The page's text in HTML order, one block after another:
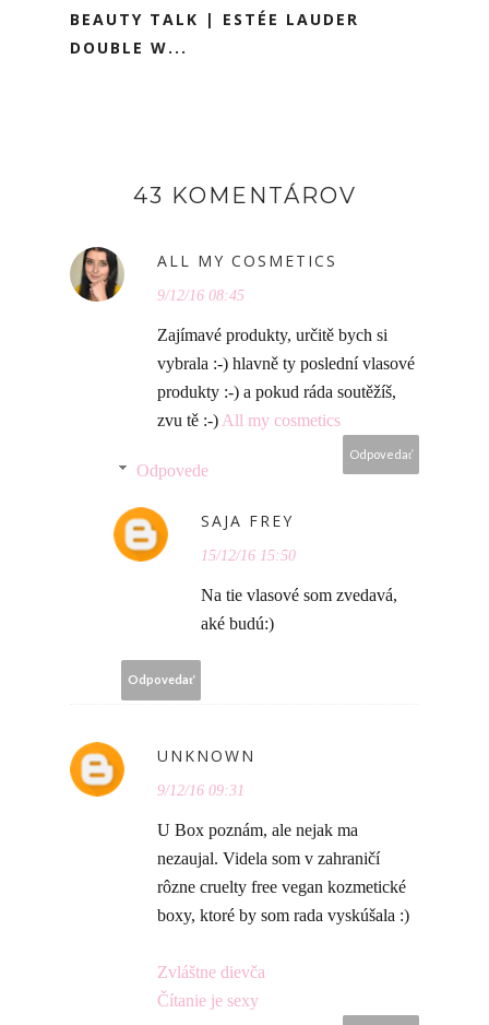
BEAUTY TALK | ESTÉE LAUDER
DOUBLE W...
43 KOMENTÁROV
ALL MY COSMETICS
9/12/16 08:45
Zajímavé produkty, určitě bych si
vybrala :-) hlavně ty poslední vlasové
produkty :-) a pokud ráda soutěžíš,
zvu tě :-) All my cosmetics
Odpovedať
Odpovede
SAJA FREY
15/12/16 15:50
Na tie vlasové som zvedavá,
aké budú:)
Odpovedať
UNKNOWN
9/12/16 09:31
U Box poznám, ale nejak ma
nezaujal. Videla som v zahraničí
rôzne cruelty free vegan kozmetické
boxy, ktoré by som rada vyskúšala :)
Zvláštne dievča
Čítanie je sexy